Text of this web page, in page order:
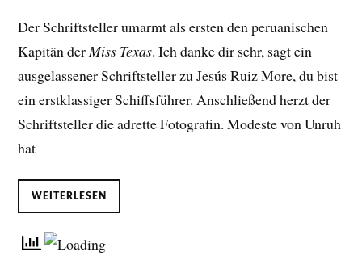
Der Schriftsteller umarmt als ersten den peruanischen
Kapitän derMiss Texas. Ich danke dir sehr, sagt ein
ausgelassener Schriftsteller zu Jesús Ruiz More, du bist
ein erstklassiger Schiffsführer. Anschließend herzt der
Schriftsteller die adrette Fotografin. Modeste von Unruh
hat
WEITERLESEN